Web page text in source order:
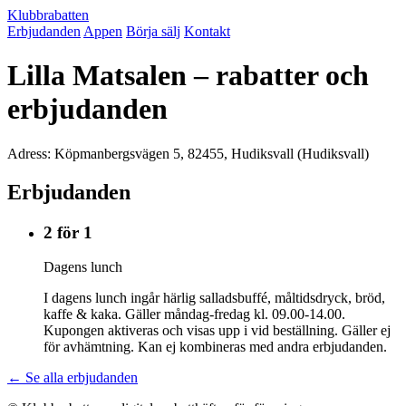
Klubbrabatten
Erbjudanden Appen Börja sälj Kontakt
Lilla Matsalen – rabatter och
erbjudanden
Adress: Köpmanbergsvägen 5, 82455, Hudiksvall (Hudiksvall)
Erbjudanden
2 för 1
Dagens lunch
I dagens lunch ingår härlig salladsbuffé, måltidsdryck, bröd,
kaffe & kaka. Gäller måndag-fredag kl. 09.00-14.00.
Kupongen aktiveras och visas upp i vid beställning. Gäller ej
för avhämtning. Kan ej kombineras med andra erbjudanden.
← Se alla erbjudanden